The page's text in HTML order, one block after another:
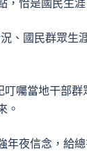
恰是國民生
、國民群眾生
囑當地干部
。
夜信念，給